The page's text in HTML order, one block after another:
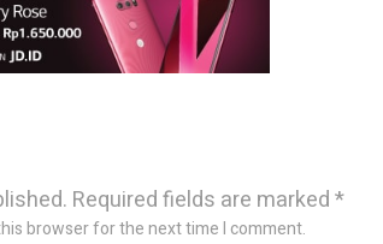
Required fields are marked*
browser for the next time I comment.